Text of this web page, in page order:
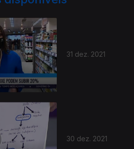
31 dez. 2021
30 dez. 2021